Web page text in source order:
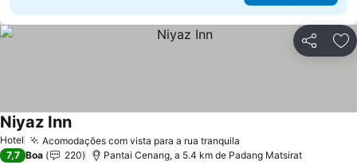
Partilhar
Hotel Acomodações com vista para a rua tranquila
Niyaz Inn
7,7 Boa 220 Pantai Cenang, a 5.4 km de Padang Matsirat